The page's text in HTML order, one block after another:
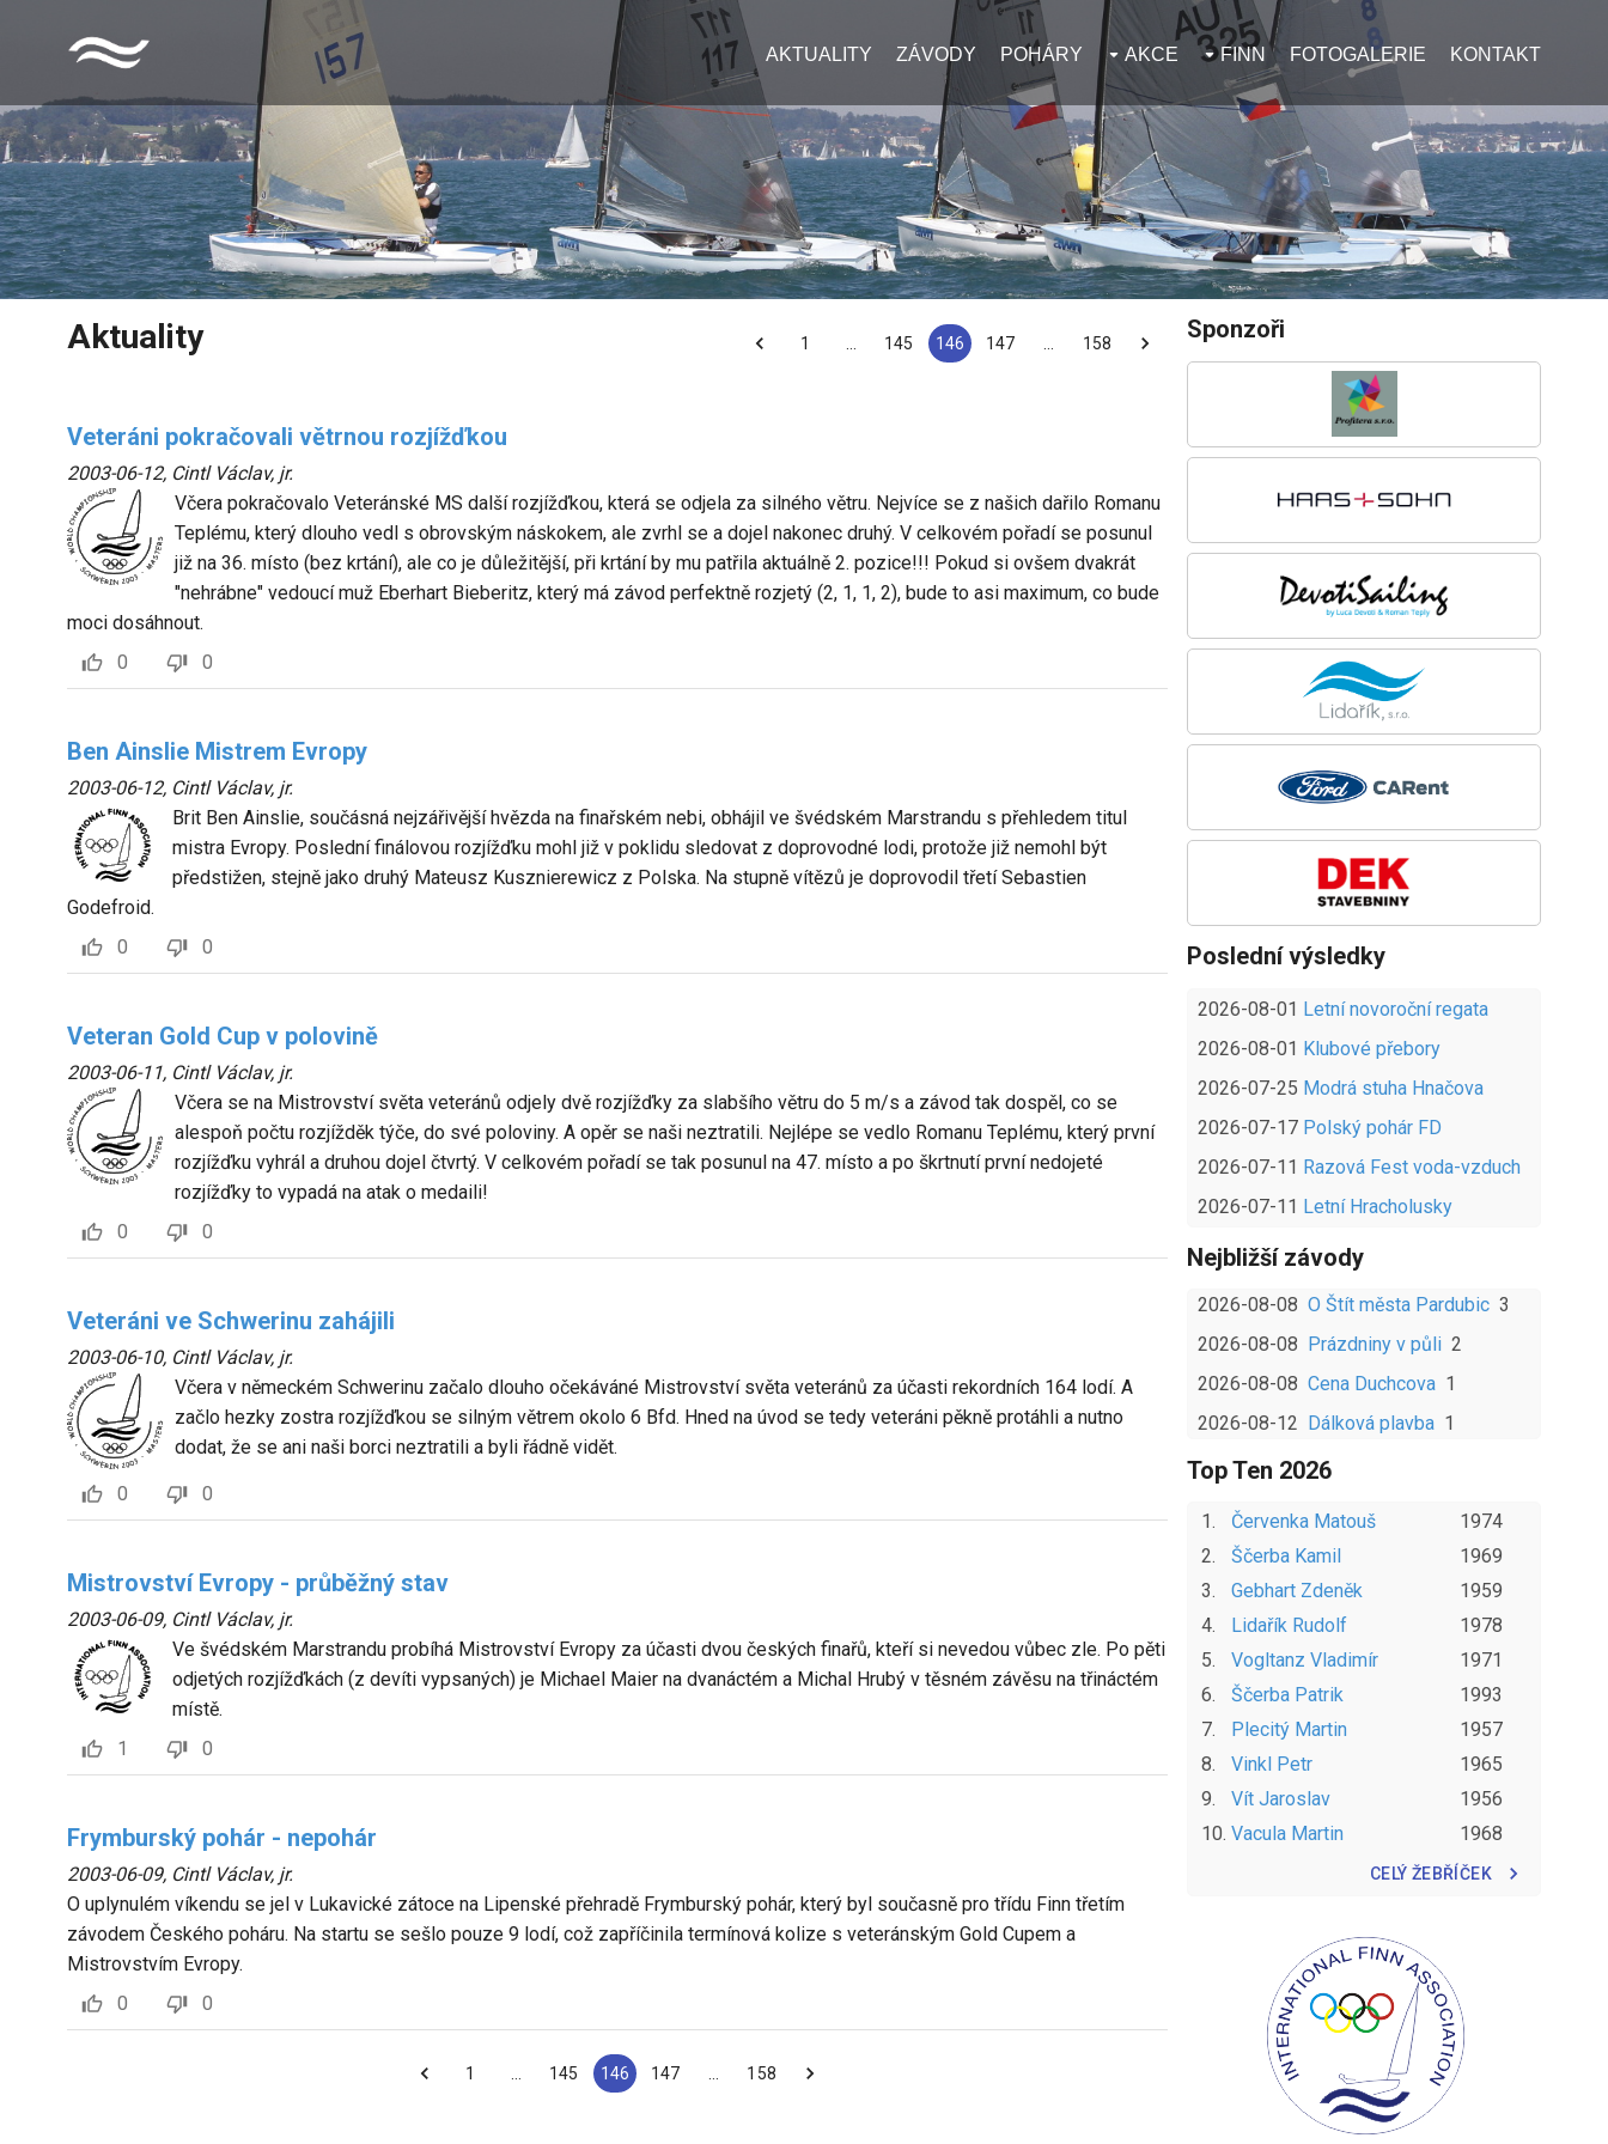
AKTUALITY ZÁVODY POHÁRY AKCE FINN FOTOGALERIE KONTAKT
Aktuality 1 145 146 147 158
Veteráni pokračovali větrnou rozjížďkou
2003-06-12, Cintl Václav, jr.
Včera pokračovalo Veteránské MS další rozjížďkou, která se odjela za silného větru. Nejvíce se z našich dařilo Romanu
Teplému, který dlouho vedl s obrovským náskokem, ale zvrhl se a dojel nakonec druhý. V celkovém pořadí se posunul
již na 36. místo (bez krtání), ale co je důležitější, při krtání by mu patřila aktuálně 2. pozice!!! Pokud si ovšem dvakrát
"nehrábne" vedoucí muž Eberhart Bieberitz, který má závod perfektně rozjetý (2, 1, 1, 2), bude to asi maximum, co bude
moci dosáhnout.
0
0
Ben Ainslie Mistrem Evropy
2003-06-12, Cintl Václav, jr.
Brit Ben Ainslie, součásná nejzářivější hvězda na finařském nebi, obhájil ve švédském Marstrandu s přehledem titul
mistra Evropy. Poslední finálovou rozjížďku mohl již v poklidu sledovat z doprovodné lodi, protože již nemohl být
předstižen, stejně jako druhý Mateusz Kusznierewicz z Polska. Na stupně vítězů je doprovodil třetí Sebastien
Godefroid.
0
0
Veteran Gold Cup v polovině
2003-06-11, Cintl Václav, jr.
Včera se na Mistrovství světa veteránů odjely dvě rozjížďky za slabšího větru do 5 m/s a závod tak dospěl, co se
alespoň počtu rozjížděk týče, do své poloviny. A opěr se naši neztratili. Nejlépe se vedlo Romanu Teplému, který první
rozjížďku vyhrál a druhou dojel čtvrtý. V celkovém pořadí se tak posunul na 47. místo a po škrtnutí první nedojeté
rozjížďky to vypadá na atak o medaili!
0
0
Veteráni ve Schwerinu zahájili
2003-06-10, Cintl Václav, jr.
Včera v německém Schwerinu začalo dlouho očekáváné Mistrovství světa veteránů za účasti rekordních 164 lodí. A
začlo hezky zostra rozjížďkou se silným větrem okolo 6 Bfd. Hned na úvod se tedy veteráni pěkně protáhli a nutno
dodat, že se ani naši borci neztratili a byli řádně vidět.
0 0
Mistrovství Evropy - průběžný stav
2003-06-09, Cintl Václav, jr.
Ve švédském Marstrandu probíhá Mistrovství Evropy za účasti dvou českých finařů, kteří si nevedou vůbec zle. Po pěti
odjetých rozjížďkách (z devíti vypsaných) je Michael Maier na dvanáctém a Michal Hrubý v těsném závěsu na třináctém
místě.
1
0
Frymburský pohár - nepohár
2003-06-09, Cintl Václav, jr.
O uplynulém víkendu se jel v Lukavické zátoce na Lipenské přehradě Frymburský pohár, který byl současně pro třídu Finn třetím
závodem Českého poháru. Na startu se sešlo pouze 9 lodí, což zapříčinila termínová kolize s veteránským Gold Cupem a
Mistrovstvím Evropy.
0
0
1 145 146 147 158
Sponzoři
Poslední výsledky
2026-08-01 Letní novoroční regata
2026-08-01 Klubové přebory
2026-07-25 Modrá stuha Hnačova
2026-07-17 Polský pohár FD
2026-07-11 Razová Fest voda-vzduch
2026-07-11 Letní Hracholusky
Nejbližší závody
2026-08-08 O Štít města Pardubic 3
2026-08-08
Prázdniny v půli 2
2026-08-08 Cena Duchcova 1
2026-08-12
Dálková plavba 1
Top Ten 2026
1. Červenka Matouš
1974
2. Ščerba Kamil
1969
3. Gebhart Zdeněk
1959
4. Lidařík Rudolf
1978
5. Vogltanz Vladimír
1971
6. Ščerba Patrik
1993
7. Plecitý Martin
1957
8. Vinkl Petr
1965
9. Vít Jaroslav
1956
10. Vacula Martin 1968
CELÝ ŽEBŘÍČEK